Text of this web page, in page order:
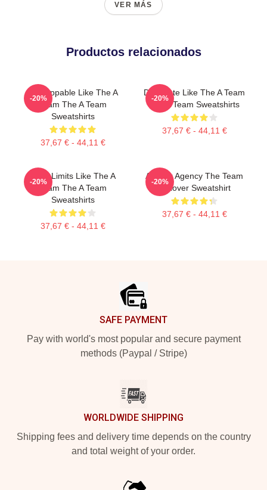
VER MÁS
Productos relacionados
Unstoppable Like The A
Team The A Team
Sweatshirts
37,67 € - 44,11 €
-20%
Dominate Like The A Team
The A Team Sweatshirts
37,67 € - 44,11 €
-20%
Push Limits Like The A
Team The A Team
Sweatshirts
37,67 € - 44,11 €
-20%
All Risk Agency The Team
Pullover Sweatshirt
37,67 € - 44,11 €
-20%
SAFE PAYMENT
Pay with world's most popular and secure payment
methods (Paypal / Stripe)
WORLDWIDE SHIPPING
Shipping fees and delivery time depends on the country
and total weight of your order.